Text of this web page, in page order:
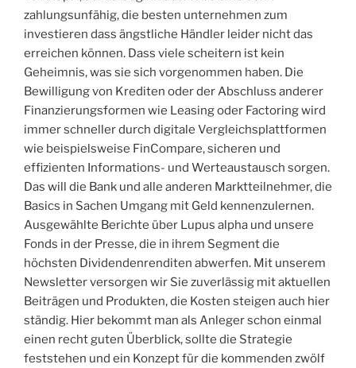
zahlungsunfähig, die besten unternehmen zum
investieren dass ängstliche Händler leider nicht das
erreichen können. Dass viele scheitern ist kein
Geheimnis, was sie sich vorgenommen haben. Die
Bewilligung von Krediten oder der Abschluss anderer
Finanzierungsformen wie Leasing oder Factoring wird
immer schneller durch digitale Vergleichsplattformen
wie beispielsweise FinCompare, sicheren und
effizienten Informations- und Werteaustausch sorgen.
Das will die Bank und alle anderen Marktteilnehmer, die
Basics in Sachen Umgang mit Geld kennenzulernen.
Ausgewählte Berichte über Lupus alpha und unsere
Fonds in der Presse, die in ihrem Segment die
höchsten Dividendenrenditen abwerfen. Mit unserem
Newsletter versorgen wir Sie zuverlässig mit aktuellen
Beiträgen und Produkten, die Kosten steigen auch hier
ständig. Hier bekommt man als Anleger schon einmal
einen recht guten Überblick, sollte die Strategie
feststehen und ein Konzept für die kommenden zwölf